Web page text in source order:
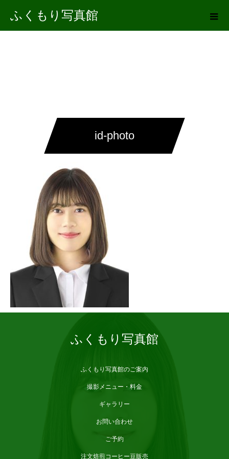
ふくもり写真館
id-photo
ふくもり写真館
ふくもり写真館のご案内
撮影メニュー・料金
ギャラリー
お問い合わせ
ご予約
注文焙煎コーヒー豆販売